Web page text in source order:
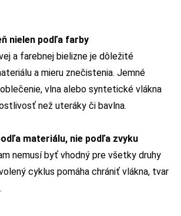
nielen podľa farby
a farebnej bielizne je dôležité
a mieru znečistenia. Jemné
vlna alebo syntetické vlákna
než uteráky či bavlna.
materiálu, nie podľa zvyku
nemusí byť vhodný pre všetky druhy
cyklus pomáha chrániť vlákna, tvar